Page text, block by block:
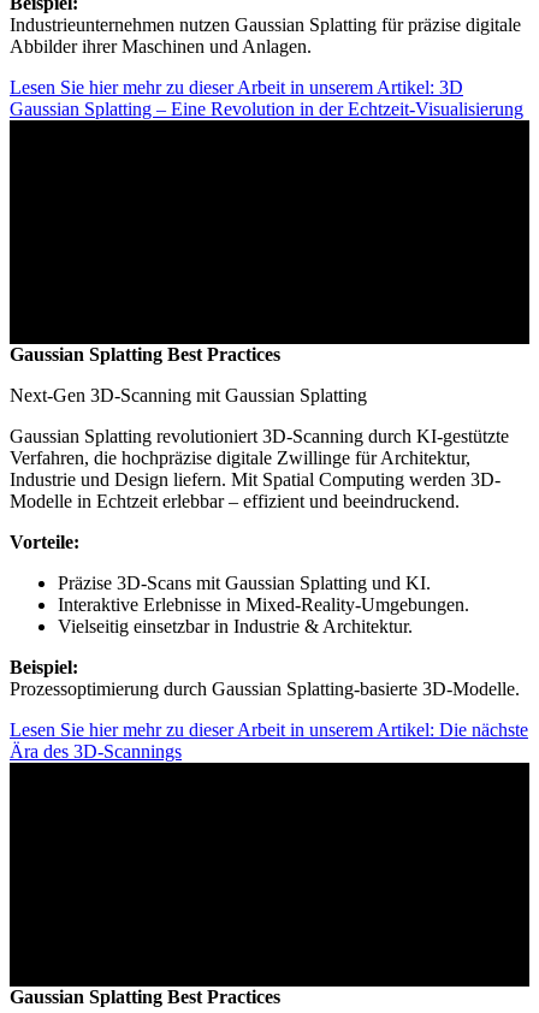
Industrieunternehmen nutzen Gaussian Splatting für präzise digitale
Abbilder ihrer Maschinen und Anlagen.
Lesen Sie hier mehr zu dieser Arbeit in unserem Artikel: 3D
Gaussian Splatting – Eine Revolution in der Echtzeit-Visualisierung
Gaussian Splatting Best Practices
Next-Gen 3D-Scanning mit Gaussian Splatting
Gaussian Splatting revolutioniert 3D-Scanning durch KI-gestützte
Verfahren, die hochpräzise digitale Zwillinge für Architektur,
Industrie und Design liefern. Mit Spatial Computing werden 3D-
Modelle in Echtzeit erlebbar – effizient und beeindruckend.
Vorteile:
Präzise 3D-Scans mit Gaussian Splatting und KI.
Interaktive Erlebnisse in Mixed-Reality-Umgebungen.
Vielseitig einsetzbar in Industrie & Architektur.
Beispiel:
Prozessoptimierung durch Gaussian Splatting-basierte 3D-Modelle.
Lesen Sie hier mehr zu dieser Arbeit in unserem Artikel: Die nächste
Ära des 3D-Scannings
Gaussian Splatting Best Practices